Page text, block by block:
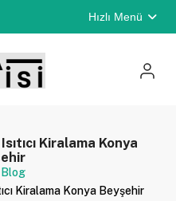
Hızlı Menü
Kiralama Konya
Blog
Kiralama Konya Beyşehir